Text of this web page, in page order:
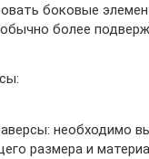
боковые
более
необходимо
размера и